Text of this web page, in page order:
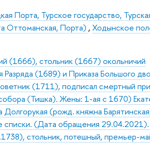
Порта, Турское государство,
Оттоманская, Порта) ,Ходынское
(1666), стольник (1667) окольничий
(1689) и Приказа Большого
(1711), подписал смертный
(Тишка). Жены: 1-ая с 1670)
(рожд. княжна
списки. (Дата обращения 29.04.2021).
стольник, потешный, премьер-